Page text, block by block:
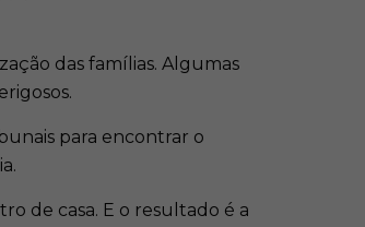
das famílias. Algumas
para encontrar o
de casa. E o resultado é a